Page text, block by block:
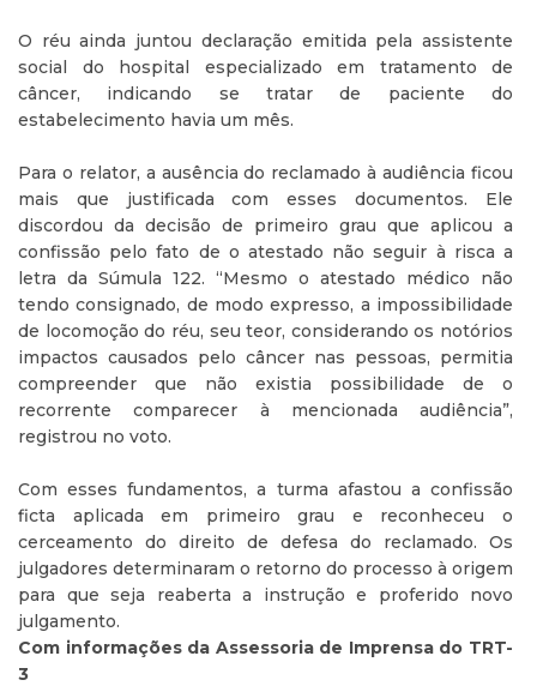
O réu ainda juntou declaração emitida pela assistente
social do hospital especializado em tratamento de
câncer, indicando se tratar de paciente do
estabelecimento havia um mês.
Para o relator, a ausência do reclamado à audiência ficou
mais que justificada com esses documentos. Ele
discordou da decisão de primeiro grau que aplicou a
confissão pelo fato de o atestado não seguir à risca a
letra da Súmula 122. “Mesmo o atestado médico não
tendo consignado, de modo expresso, a impossibilidade
de locomoção do réu, seu teor, considerando os notórios
impactos causados pelo câncer nas pessoas, permitia
compreender que não existia possibilidade de o
recorrente comparecer à mencionada audiência”,
registrou no voto.
Com esses fundamentos, a turma afastou a confissão
ficta aplicada em primeiro grau e reconheceu o
cerceamento do direito de defesa do reclamado. Os
julgadores determinaram o retorno do processo à origem
para que seja reaberta a instrução e proferido novo
julgamento.
Com informações da Assessoria de Imprensa do TRT-
3